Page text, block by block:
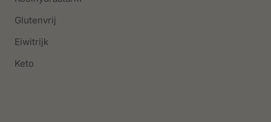
Glutenvrij
Eiwitrijk
Keto